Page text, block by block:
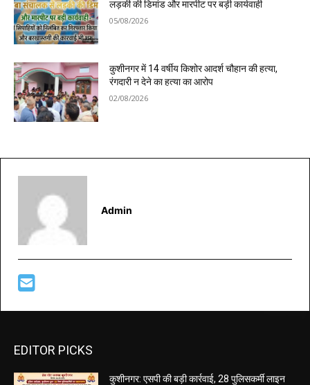
लड़की की डिमांड और मारपीट पर बड़ी कार्यवाही
05/08/2026
कुशीनगर में 14 वर्षीय किशोर आदर्श चौहान की हत्या,
रंगदारी न देने का हत्या का आरोप
02/08/2026
Admin
EDITOR PICKS
कुशीनगर: एसपी की बड़ी कार्रवाई, 28 पुलिसकर्मी लाइन